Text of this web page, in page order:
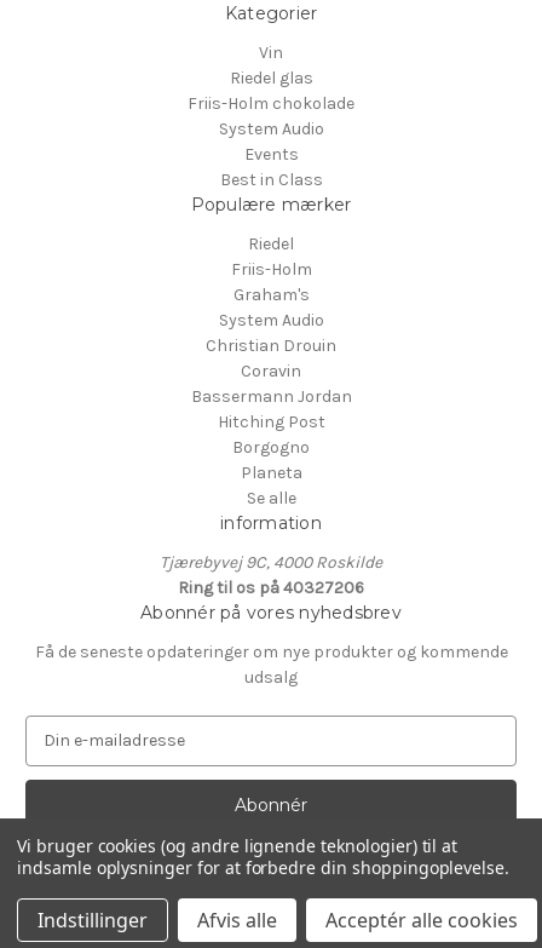
Kategorier
Vin
Riedel glas
Friis-Holm chokolade
System Audio
Events
Best in Class
Populære mærker
Riedel
Friis-Holm
Graham's
System Audio
Christian Drouin
Coravin
Bassermann Jordan
Hitching Post
Borgogno
Planeta
Se alle
information
Tjærebyvej 9C, 4000 Roskilde
Ring til os på 40327206
Abonnér på vores nyhedsbrev
Få de seneste opdateringer om nye produkter og kommende
udsalg
m
l
a
d
Drevet afBigCommerce
© 2026 HPnielsen
Vi bruger cookies (og andre lignende teknologier) til at
indsamle oplysninger for at forbedre din shoppingoplevelse.
Indstillinger Afvis alle Acceptér alle cookies